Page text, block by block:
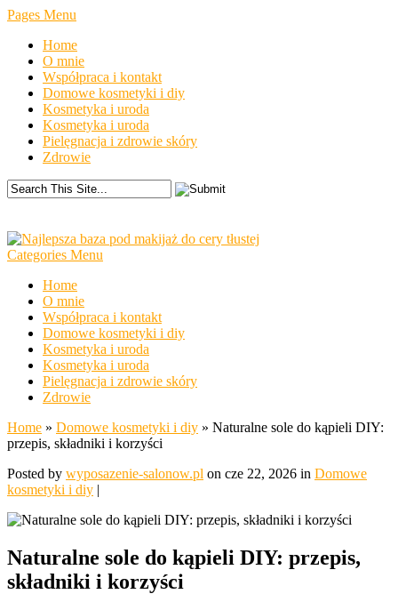
Pages Menu
Home
O mnie
Współpraca i kontakt
Domowe kosmetyki i diy
Kosmetyka i uroda
Kosmetyka i uroda
Pielęgnacja i zdrowie skóry
Zdrowie
Categories Menu
Home
O mnie
Współpraca i kontakt
Domowe kosmetyki i diy
Kosmetyka i uroda
Kosmetyka i uroda
Pielęgnacja i zdrowie skóry
Zdrowie
Home » Domowe kosmetyki i diy » Naturalne sole do kąpieli DIY:
przepis, składniki i korzyści
Posted by wyposazenie-salonow.pl on cze 22, 2026 in Domowe
kosmetyki i diy |
Naturalne sole do kąpieli DIY: przepis,
składniki i korzyści